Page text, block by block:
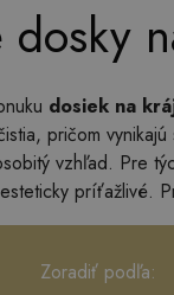
dosky
dosiek na
pričom
vzhľad. Pre
príťažlivé.
Zoradiť podľa: